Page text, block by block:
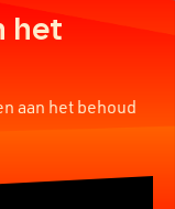
het
aan het behoud